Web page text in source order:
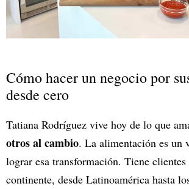
Cómo hacer un negocio por
desde cero
Tatiana Rodríguez vive hoy de lo que
otros al cambio. La alimentación es un
lograr esa transformación. Tiene
continente, desde Latinoamérica hasta